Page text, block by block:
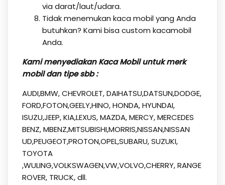
via darat/laut/udara.
Tidak menemukan kaca mobil yang Anda
butuhkan? Kami bisa custom kacamobil
Anda.
Kami menyediakan Kaca Mobil untuk merk
mobil dan tipe sbb :
AUDI,BMW, CHEVROLET, DAIHATSU,DATSUN,DODGE,
FORD,FOTON,GEELY,HINO, HONDA, HYUNDAI,
ISUZU,JEEP, KIA,LEXUS, MAZDA, MERCY, MERCEDES
BENZ, MBENZ,MITSUBISHI,MORRIS,NISSAN,NISSAN
UD,PEUGEOT,PROTON,OPEL,SUBARU, SUZUKI,
TOYOTA
,WULING,VOLKSWAGEN,VW,VOLVO,CHERRY, RANGE
ROVER, TRUCK, dll.